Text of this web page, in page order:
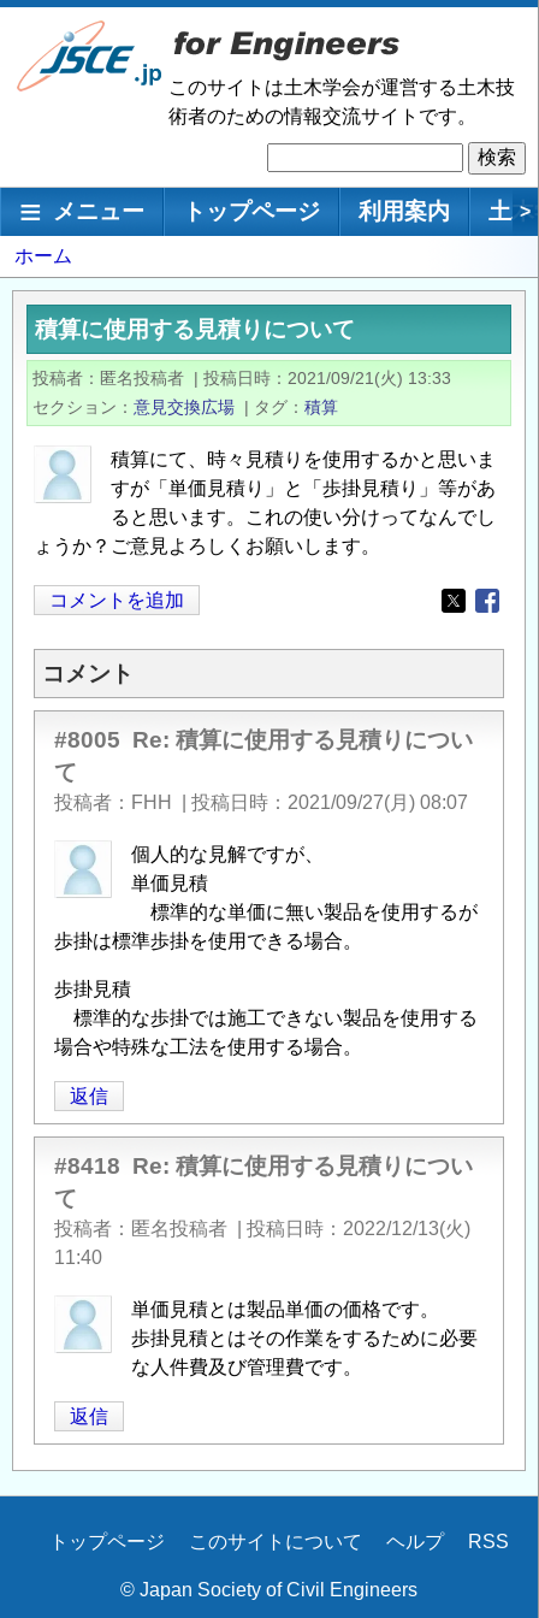
メ
ン
移
このサイトは土木学会が運営する土木技
術者のための情報交流サイトです。
索
メインナビゲーション
メニュー トップページ 利用案内 土 >
パ
ン
く
ず
ホーム
積算に使用する見積りについて
投稿者 匿名投稿者 | 投稿日時
2021/09/21(火) 13:33
セクション
意見交換広場 | タグ 積算
積算にて、時々見積りを使用するかと思いま
すが「単価見積り」と「歩掛見積り」等があ
ると思います。これの使い分けってなんでし
ょうか？ご意見よろしくお願いします。
コメントを追加
Opens in
コメント
#8005 Re: 積算に使用する見積りについ
て
投稿者 FHH 投稿日時 2021/09/27(月) 08:07
個人的な見解ですが、
単価見積
標準的な単価に無い製品を使用するが
歩掛は標準歩掛を使用できる場合。
歩掛見積
標準的な歩掛では施工できない製品を使用する
場合や特殊な工法を使用する場合。
返信
#8418 Re: 積算に使用する見積りについ
て
投稿者 匿名投稿者 投稿日時
2022/12/13(火)
11:40
単価見積とは製品単価の価格です。
歩掛見積とはその作業をするために必要
な人件費及び管理費です。
返信
Secondary
トップページ このサイトについて ヘルプ RSS
© Japan Society of Civil Engineers